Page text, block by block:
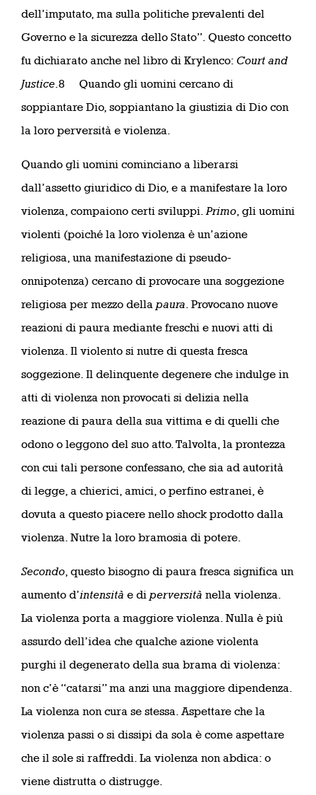
dell’imputato, ma sulla politiche prevalenti del
Governo e la sicurezza dello Stato”. Questo concetto
fu dichiarato anche nel libro di Krylenco: Court and
Justice .8 Quando gli uomini cercano di
soppiantare Dio, soppiantano la giustizia di Dio con
la loro perversità e violenza.
Quando gli uomini cominciano a liberarsi
dall’assetto giuridico di Dio, e a manifestare la loro
violenza, compaiono certi sviluppi. Primo , gli uomini
violenti (poiché la loro violenza è un’azione
religiosa, una manifestazione di pseudo-
onnipotenza) cercano di provocare una soggezione
religiosa per mezzo della paura . Provocano nuove
reazioni di paura mediante freschi e nuovi atti di
violenza. Il violento si nutre di questa fresca
soggezione. Il delinquente degenere che indulge in
atti di violenza non provocati si delizia nella
reazione di paura della sua vittima e di quelli che
odono o leggono del suo atto. Talvolta, la prontezza
con cui tali persone confessano, che sia ad autorità
di legge, a chierici, amici, o perfino estranei, è
dovuta a questo piacere nello shock prodotto dalla
violenza. Nutre la loro bramosia di potere.
Secondo , questo bisogno di paura fresca significa un
aumento d’intensità e di perversità nella violenza.
La violenza porta a maggiore violenza. Nulla è più
assurdo dell’idea che qualche azione violenta
purghi il degenerato della sua brama di violenza:
non c’è “catarsi” ma anzi una maggiore dipendenza.
La violenza non cura se stessa. Aspettare che la
violenza passi o si dissipi da sola è come aspettare
che il sole si raffreddi. La violenza non abdica: o
viene distrutta o distrugge.